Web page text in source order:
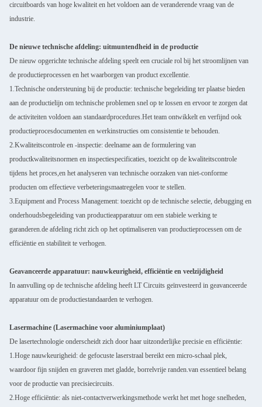
circuitboards van hoge kwaliteit en het voldoen aan de veranderende vraag van de
industrie.
De nieuwe technische afdeling: uitmuntendheid in de productie
De nieuw opgerichte technische afdeling speelt een cruciale rol bij het stroomlijnen van
de productieprocessen en het waarborgen van product excellentie.
1.Technische ondersteuning bij de productie: technische begeleiding ter plaatse bieden
aan de productielijn om technische problemen snel op te lossen en ervoor te zorgen dat
de activiteiten voldoen aan standaardprocedures.Het team ontwikkelt en verfijnd ook
productieprocesdocumenten en werkinstructies om consistentie te behouden.
2.Kwaliteitscontrole en -inspectie: deelname aan de formulering van
productkwaliteitsnormen en inspectiespecificaties, toezicht op de kwaliteitscontrole
tijdens het proces,en het analyseren van technische oorzaken van niet-conforme
producten om effectieve verbeteringsmaatregelen voor te stellen.
3.Equipment and Process Management: toezicht op de technische selectie, debugging en
onderhoudsbegeleiding van productieapparatuur om een stabiele werking te
garanderen.de afdeling richt zich op het optimaliseren van productieprocessen om de
efficiëntie en stabiliteit te verhogen.
Geavanceerde apparatuur: nauwkeurigheid, efficiëntie en veelzijdigheid
In aanvulling op de technische afdeling heeft LT Circuits geïnvesteerd in geavanceerde
apparatuur om de productiestandaarden te verhogen.
Lasermachine (Lasermachine voor aluminiumplaat)
De lasertechnologie onderscheidt zich door haar uitzonderlijke precisie en efficiëntie:
1.Hoge nauwkeurigheid: de gefocuste laserstraal bereikt een micro-schaal plek,
waardoor fijn snijden en graveren met gladde, borrelvrije randen.van essentieel belang
voor de productie van precisiecircuits.
2.Hoge efficiëntie: als niet-contactverwerkingsmethode werkt het met hoge snelheden,